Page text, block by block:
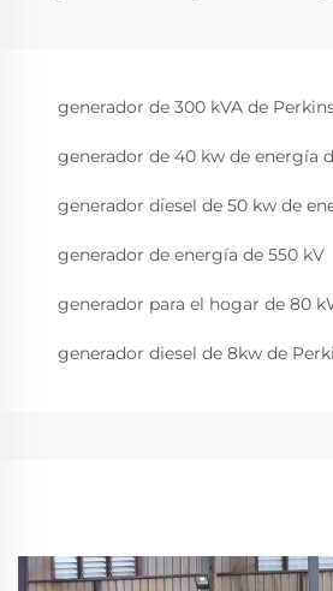
generador de 300 kVA de
generador de 40 kw de energía
generador diesel de 50 kw de
generador de energía de 550 kV
generador para el hogar de 80
generador diesel de 8kw de